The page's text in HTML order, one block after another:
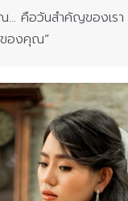
คือวันสำคัญของเรา
ของคุณ”